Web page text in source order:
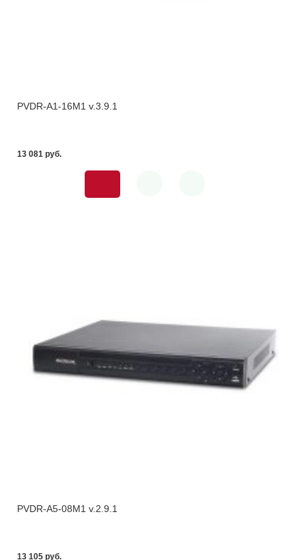
PVDR-A1-16M1 v.3.9.1
13 081 pуб.
PVDR-A5-08M1 v.2.9.1
13 105 pуб.